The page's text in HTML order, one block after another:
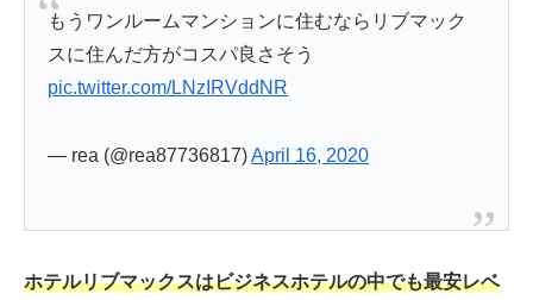
もうワンルームマンションに住むならリブマック
スに住んだ方がコスパ良さそう
pic.twitter.com/LNzIRVddNR
— rea (@rea87736817)April 16, 2020
ホテルリブマックスはビジネスホテルの中でも最安レベ